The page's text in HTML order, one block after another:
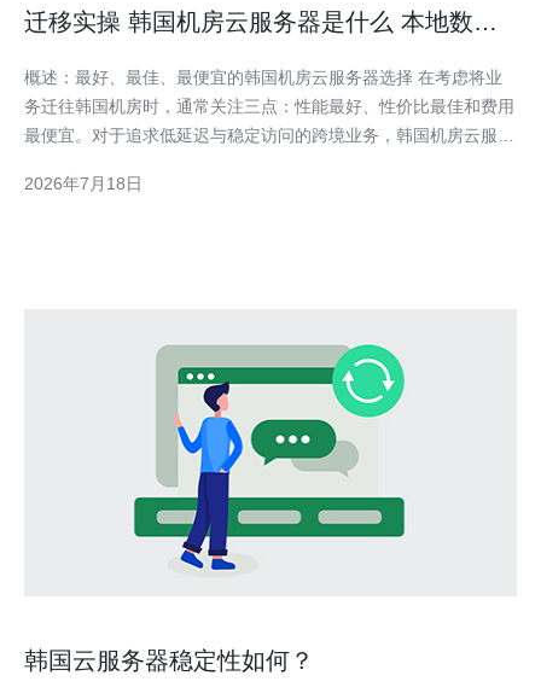
迁移实操 韩国机房云服务器是什么 本地数据
概述：最好、最佳、最便宜的韩国机房云服务器选择 在考虑将业
务迁往韩国机房时，通常关注三点：性能最好、性价比最佳和费用
最便宜。对于追求低延迟与稳定访问的跨境业务，韩国机房云服务
业，选择本地化支持好、带宽计费合理的云厂商是“最佳”；而若仅
2026年7月18日
韩国云服务器稳定性如何？